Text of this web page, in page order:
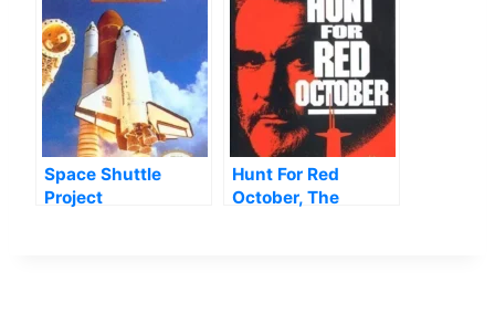
Space Shuttle
Project
Hunt For Red
October, The